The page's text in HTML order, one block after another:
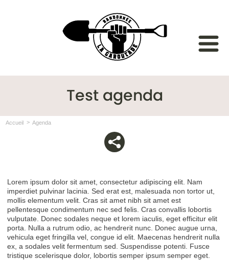
Test agenda
Accueil Agenda
Lorem ipsum dolor sit amet, consectetur adipiscing elit. Nam
imperdiet pulvinar lacinia. Sed erat est, malesuada non tortor ut,
mollis elementum velit. Cras sit amet nibh sit amet est
pellentesque condimentum nec sed felis. Cras convallis lobortis
vulputate. Donec sodales neque et lorem iaculis, eget efficitur elit
porta. Nulla a rutrum odio, ac hendrerit nunc. Donec augue urna,
vehicula eget fringilla vel, congue id elit. Maecenas hendrerit nulla
ex, a sodales velit fermentum sed. Suspendisse potenti. Fusce
tristique scelerisque dolor, lobortis semper ipsum semper eget.